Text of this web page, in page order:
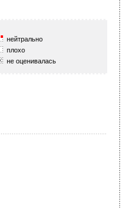
нейтрально
плохо
не оценивалась